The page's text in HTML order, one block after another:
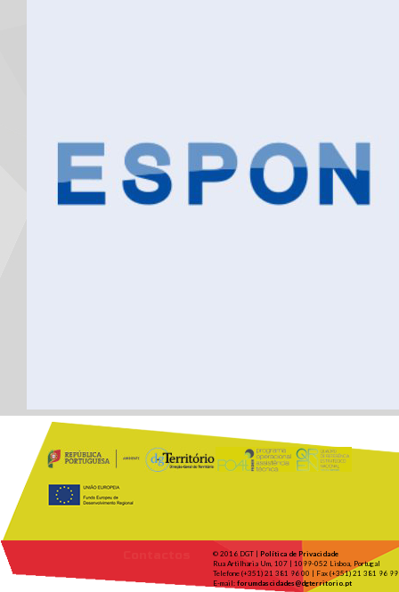
© 2016 DGT | Política de Privacidade
Rua Artilharia Um, 107 | 1099-052 Lisboa, Portugal
Telefone (+351) 21 381 96 00 | Fax (+351) 21 381 96 99
E-mail: forumdascidades@dgterritorio.pt